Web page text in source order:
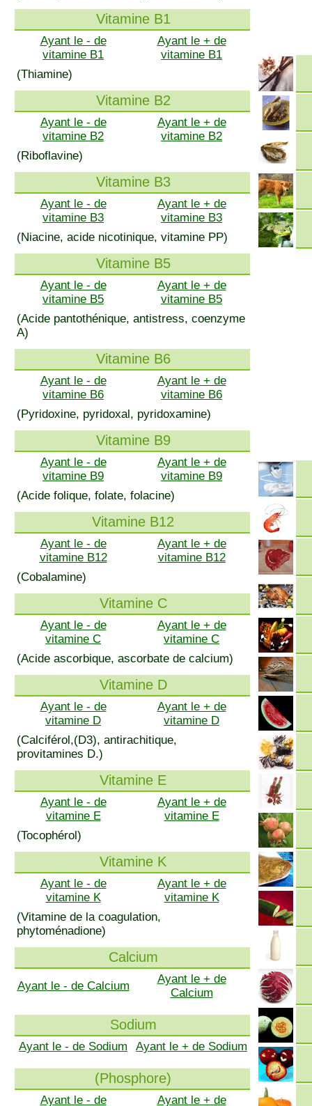
Vitamine B1
Ayant le - de
vitamine B1
Ayant le + de
vitamine B1
(Thiamine)
Vitamine B2
Ayant le - de
vitamine B2
Ayant le + de
vitamine B2
(Riboflavine)
Vitamine B3
Ayant le - de
vitamine B3
Ayant le + de
vitamine B3
(Niacine, acide nicotinique, vitamine PP)
Vitamine B5
Ayant le - de
vitamine B5
Ayant le + de
vitamine B5
(Acide pantothénique, antistress, coenzyme
A)
Vitamine B6
Ayant le - de
vitamine B6
Ayant le + de
vitamine B6
(Pyridoxine, pyridoxal, pyridoxamine)
Vitamine B9
Ayant le - de
vitamine B9
Ayant le + de
vitamine B9
(Acide folique, folate, folacine)
Vitamine B12
Ayant le - de
vitamine B12
Ayant le + de
vitamine B12
(Cobalamine)
Vitamine C
Ayant le - de
vitamine C
Ayant le + de
vitamine C
(Acide ascorbique, ascorbate de calcium)
Vitamine D
Ayant le - de
vitamine D
Ayant le + de
vitamine D
(Calciférol,(D3), antirachitique,
provitamines D.)
Vitamine E
Ayant le - de
vitamine E
Ayant le + de
vitamine E
(Tocophérol)
Vitamine K
Ayant le - de
vitamine K
Ayant le + de
vitamine K
(Vitamine de la coagulation,
phytoménadione)
Calcium
Ayant le - de Calcium
Ayant le + de
Calcium
Sodium
Ayant le - de Sodium Ayant le + de Sodium
(Phosphore)
Ayant le - de Ayant le + de